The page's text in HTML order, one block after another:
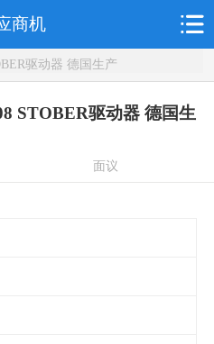
商机
驱动器 德国生产
STOBER驱动器 德国生
面议